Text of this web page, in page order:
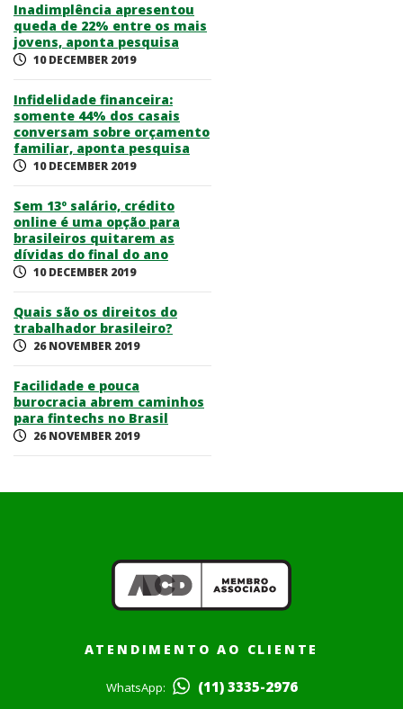
Inadimplência apresentou
queda de 22% entre os mais
jovens, aponta pesquisa
10 DECEMBER 2019
Infidelidade financeira:
somente 44% dos casais
conversam sobre orçamento
familiar, aponta pesquisa
10 DECEMBER 2019
Sem 13º salário, crédito
online é uma opção para
brasileiros quitarem as
dívidas do final do ano
10 DECEMBER 2019
Quais são os direitos do
trabalhador brasileiro?
26 NOVEMBER 2019
Facilidade e pouca
burocracia abrem caminhos
para fintechs no Brasil
26 NOVEMBER 2019
ATENDIMENTO AO CLIENTE
WhatsApp: (11) 3335-2976